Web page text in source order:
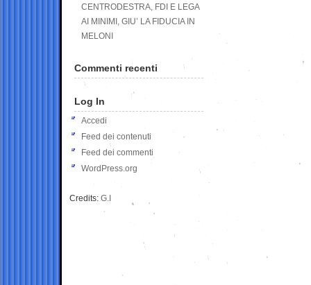
CENTRODESTRA, FDI E LEGA
AI MINIMI, GIU’ LA FIDUCIA IN
MELONI
Commenti recenti
Log In
Accedi
Feed dei contenuti
Feed dei commenti
WordPress.org
Credits: G.I